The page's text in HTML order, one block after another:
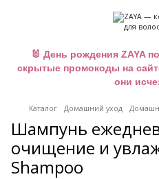
🐰 День рождения ZAYA
скрытые промокоды на
они
Каталог Домашний уход
Шампунь
очищение и
Shampoo